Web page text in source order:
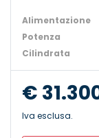
Alimentazione
Potenza
Cilindrata
€
Iva esclusa.